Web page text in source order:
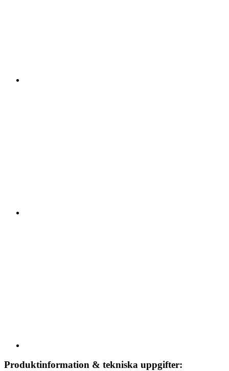
Produktinformation & tekniska uppgifter: